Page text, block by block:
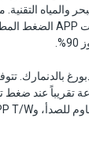
والمياه